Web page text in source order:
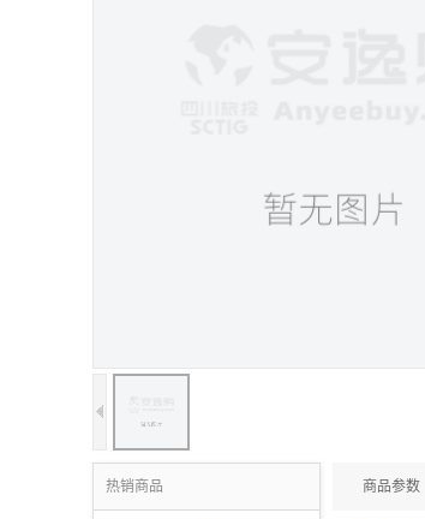
热销商品 商品参数